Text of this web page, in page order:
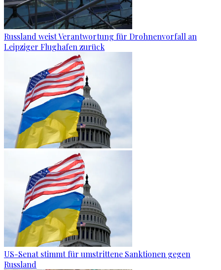
Russland weist Verantwortung für Drohnenvorfall an
Leipziger Flughafen zurück
US-Senat stimmt für umstrittene Sanktionen gegen
Russland